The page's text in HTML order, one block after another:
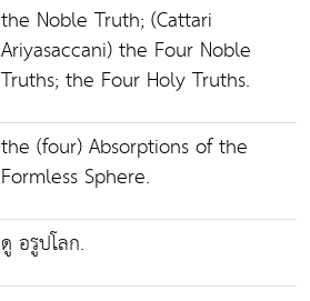
the Noble Truth; (Cattari
Ariyasaccani) the Four Noble
Truths; the Four Holy Truths.
the (four) Absorptions of the
Formless Sphere.
ดู อรูปโลก.